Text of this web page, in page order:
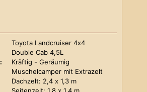
Toyota Landcruiser 4x4
Double Cab 4,5L
Kräftig - Geräumig
Muschelcamper mit Extrazelt
Dachzelt: 2,4 x 1,3 m